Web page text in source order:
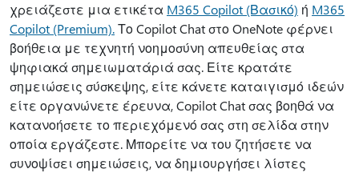
χρειάζεστε μια ετικέτα M365 Copilot (Βασικό) ή M365
Copilot (Premium).Το Copilot Chat στο OneNote φέρνει
βοήθεια με τεχνητή νοημοσύνη απευθείας στα
ψηφιακά σημειωματάριά σας. Είτε κρατάτε
σημειώσεις σύσκεψης, είτε κάνετε καταιγισμό ιδεών
είτε οργανώνετε έρευνα, Copilot Chat σας βοηθά να
κατανοήσετε το περιεχόμενό σας στη σελίδα στην
οποία εργάζεστε. Μπορείτε να του ζητήσετε να
συνοψίσει σημειώσεις, να δημιουργήσει λίστες